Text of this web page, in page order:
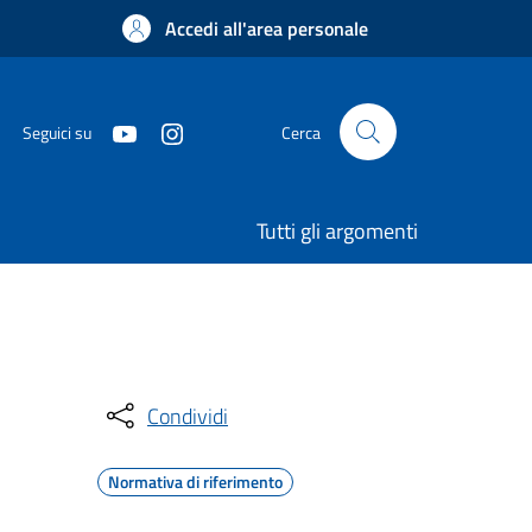
Accedi all'area personale
Seguici su Cerca
Tutti gli argomenti
Condividi
Normativa di riferimento